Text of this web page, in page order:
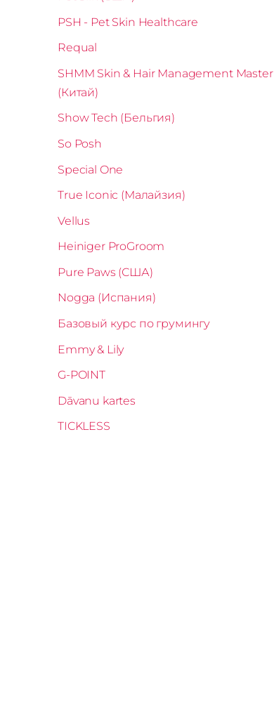
PSH - Pet Skin Healthcare
Requal
SHMM Skin & Hair Management Master
(Китай)
Show Tech (Бельгия)
So Posh
Special One
True Iconic (Малайзия)
Vellus
Heiniger ProGroom
Pure Paws (США)
Nogga (Испания)
Базовый курс по грумингу
Emmy & Lily
G-POINT
Dāvanu kartes
TICKLESS